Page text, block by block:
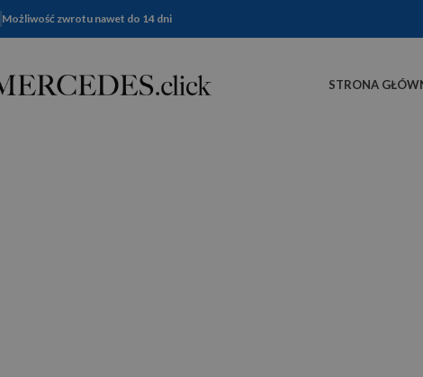
Możliwość zwrotu nawet do 14 dni
STRONA